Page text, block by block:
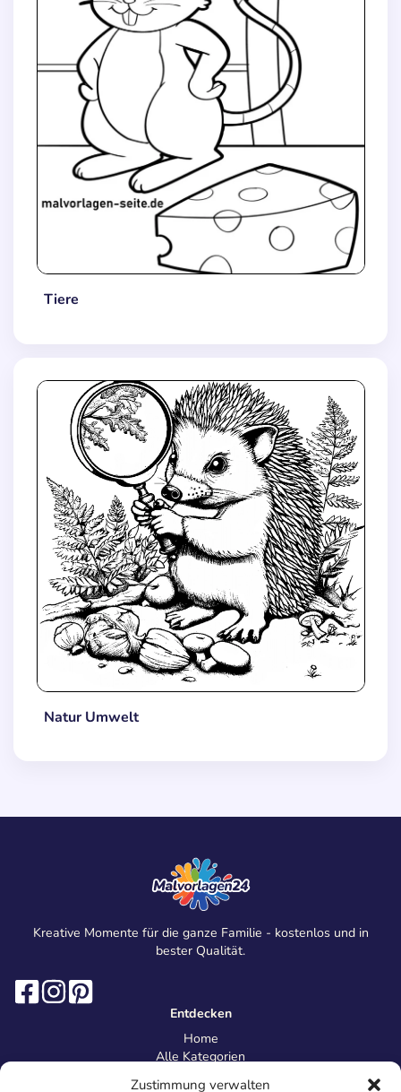
Zustimmung verwalten
Tiere
Natur Umwelt
Kreative Momente für die ganze Familie - kostenlos und in
bester Qualität.
Entdecken
Home
Alle Kategorien